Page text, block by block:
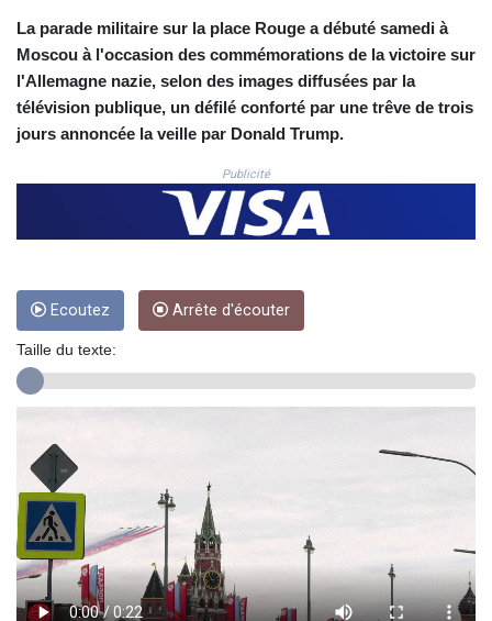
CUC 1.155308
CUP 30.615654
CVE 110.229477
CZK 24.187288
DOP 67.276572
GEL 3.021126
GIP 0.858651
GMD 84.914239
GYD 241.32223
HKD 9.061864
HNL 30.919233
La parade militaire sur la place Rouge a débuté samedi à
Moscou à l'occasion des commémorations de la victoire sur
l'Allemagne nazie, selon des images diffusées par la
télévision publique, un défilé conforté par une trêve de trois
jours annoncée la veille par Donald Trump.
Publicité
Ecoutez Arrête d'écouter
Taille du texte: